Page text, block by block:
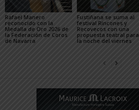
Rafael Manero
reconocido con la
Medalla de Oro 2026 de
la Federación de Coros
de Navarra
Fustiñana se suma al
festival Rincones y
Recovecos con una
propuesta teatral para
la noche del viernes